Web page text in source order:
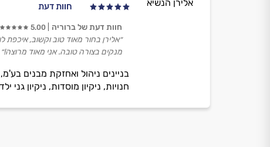
אלירן הנשיא חוות דעת
בניינים ניהול ואחזקת מבנים בע'מ,
חנויות, ניקיון מוסדות, ניקיון גני
חוות דעת של ברוריה 5.00
״אלירן בחור מאוד טוב וקשוב, איכפת
מנקים בצורה טובה. אני מאוד מרוצה!״